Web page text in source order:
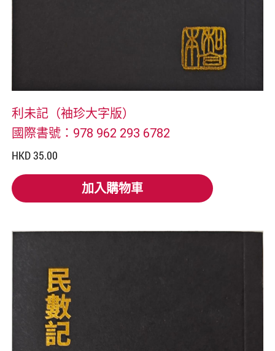
利未記（袖珍大字版）
國際書號：978 962 293 6782
HKD 35.00
加入購物車
加入購物車